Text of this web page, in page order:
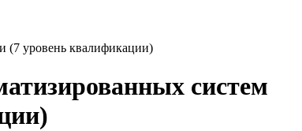
(7 уровень квалификации)
систем